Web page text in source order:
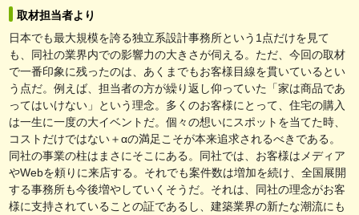
取材担当者より
日本でも最大規模を誇る独立系設計事務所という1点だけを見て
も、同社の業界内での影響力の大きさが伺える。ただ、今回の取材
で一番印象に残ったのは、あくまでもお客様目線を貫いているとい
う点だ。例えば、担当者の方が繰り返し仰っていた「家は商品であ
ってはいけない」という理念。多くのお客様にとって、住宅の購入
は一生に一度の大イベントだ。個々の想いにスポットを当てた時、
コストだけではない＋αの満足こそが本来追求されるべきである。
同社の事業の柱はまさにそこにある。同社では、お客様はメディア
やWebを頼りに来店する。それでも案件数は増加を続け、全国展開
する事務所も今後増やしていくそうだ。それは、同社の理念がお客
様に支持されていることの証であるし、建築業界の新たな潮流にも